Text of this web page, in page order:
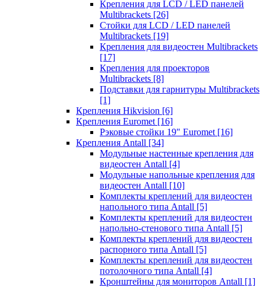
Крепления для LCD / LED панелей
Multibrackets [26]
Стойки для LCD / LED панелей
Multibrackets [19]
Крепления для видеостен Multibrackets
[17]
Крепления для проекторов
Multibrackets [8]
Подставки для гарнитуры Multibrackets
[1]
Крепления Hikvision [6]
Крепления Euromet [16]
Рэковые стойки 19" Euromet [16]
Крепления Antall [34]
Модульные настенные крепления для
видеостен Antall [4]
Модульные напольные крепления для
видеостен Antall [10]
Комплекты креплений для видеостен
напольного типа Antall [5]
Комплекты креплений для видеостен
напольно-стенового типа Antall [5]
Комплекты креплений для видеостен
распорного типа Antall [5]
Комплекты креплений для видеостен
потолочного типа Antall [4]
Кронштейны для мониторов Antall [1]